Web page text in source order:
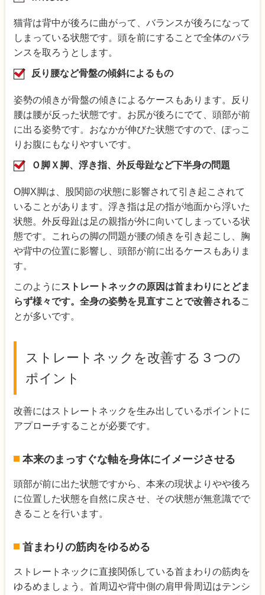
猫背は背中が後ろに曲がって、バランスが後ろになって
しまっている状態です。頭を前にすることで全体のバラ
ンスを取ろうとします。
反り腰など骨盤の傾斜によるもの
姿勢の傾きが骨盤の傾きによるケースもあります。反り
腰は腰が反った状態です。お尻が後ろにでて、頭部が前
に出る姿勢です。おなかが伸びた状態ですので、ぽっこ
りお腹にもなりやすいです。
Ｏ脚Ｘ脚、浮き指、外反母趾など下半身の問題
O脚X脚は、股関節の状態に影響されて引き起こされて
いることがあります。浮き指は足の指が地面から浮いた
状態。外反母趾は足の親指が外に向いてしまっている状
態です。これらの脚の問題が腰の傾きを引き起こし、胸
や背中の位置に影響し、頭部が前に出るケースもありま
す。
このように ストレートネックの原因は首まわりにとどま
らず様々です。全身の姿勢を見直すことで改善されるこ
とが多いです。
ストレートネックを改善する３つの
ポイント
改善にはストレートネックを生み出しているポイントに
アプローチすることが必要です。
本来のまっすぐな軸を身体にイメージさせる
頭部が前に出た状態ですから、本来の現状よりやや後ろ
に位置した状態を自然に戻させ、その状態が無意識でで
きることを行います。
首まわりの筋肉をゆるめる
ストレートネックに直接関係している首まわりの筋肉を
ゆるめましょう。首周辺や背中側の肩甲骨周辺はテンシ